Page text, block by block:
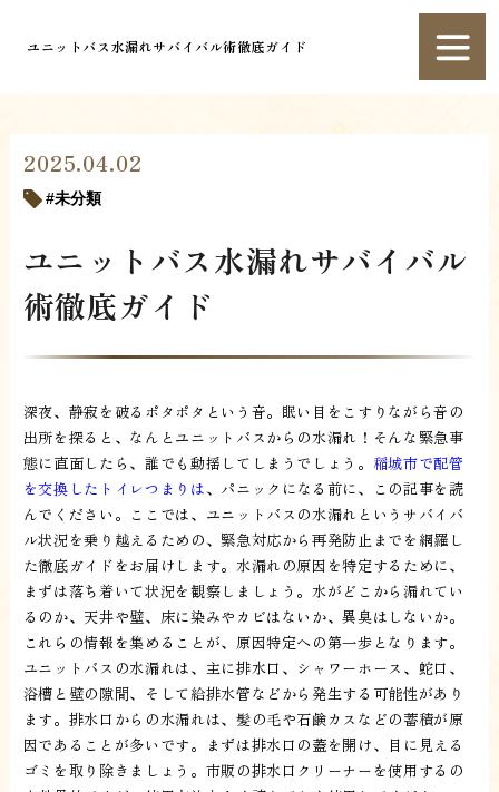
ユニットバス水漏れサバイバル術徹底ガイド
2025.04.02
未分類
ユニットバス水漏れサバイバル
術徹底ガイド
深夜、静寂を破るポタポタという音。眠い目をこすりながら音の
出所を探ると、なんとユニットバスからの水漏れ！そんな緊急事
態に直面したら、誰でも動揺してしまうでしょう。 稲城市で配管
を交換したトイレつまりは、パニックになる前に、この記事を読
んでください。ここでは、ユニットバスの水漏れというサバイバ
ル状況を乗り越えるための、緊急対応から再発防止までを網羅し
た徹底ガイドをお届けします。水漏れの原因を特定するために、
まずは落ち着いて状況を観察しましょう。水がどこから漏れてい
るのか、天井や壁、床に染みやカビはないか、異臭はしないか。
これらの情報を集めることが、原因特定への第一歩となります。
ユニットバスの水漏れは、主に排水口、シャワーホース、蛇口、
浴槽と壁の隙間、そして給排水管などから発生する可能性があり
ます。排水口からの水漏れは、髪の毛や石鹸カスなどの蓄積が原
因であることが多いです。まずは排水口の蓋を開け、目に見える
ゴミを取り除きましょう。市販の排水口クリーナーを使用するの